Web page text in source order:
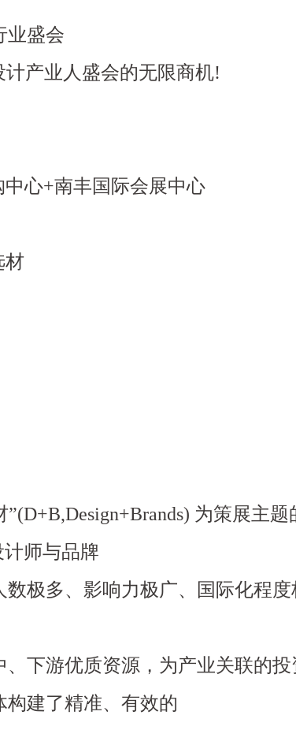
业盛会
计产业人盛会的无限商机!
心+南丰国际会展中心
材
为策展主题
师与品牌
极多、影响力极广、国际化程度
下游优质资源，为产业关联的投
建了精准、有效的